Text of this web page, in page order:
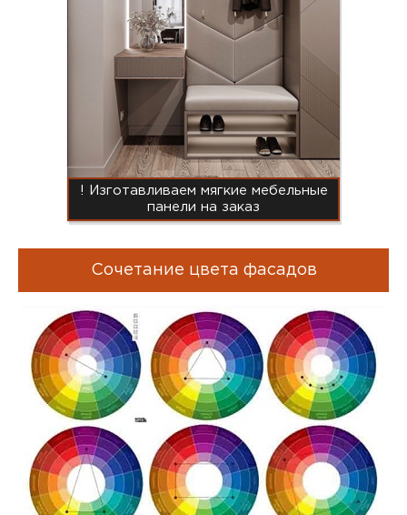
! Изготавливаем мягкие мебельные
панели на заказ
Сочетание цвета фасадов